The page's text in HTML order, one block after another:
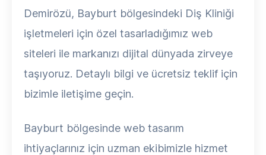
Demirözü, Bayburt bölgesindeki Diş Kliniği
işletmeleri için özel tasarladığımız web
siteleri ile markanızı dijital dünyada zirveye
taşıyoruz. Detaylı bilgi ve ücretsiz teklif için
bizimle iletişime geçin.
Bayburt bölgesinde web tasarım
ihtiyaçlarınız için uzman ekibimizle hizmet